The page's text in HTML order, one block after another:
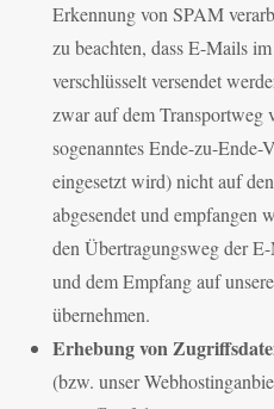
Erkennung von SPAM
zu beachten, dass E-Mails
verschlüsselt versendet
zwar auf dem Transportweg
sogenanntes Ende-zu-Ende-
eingesetzt wird) nicht auf
abgesendet und empfangen
den Übertragungsweg der
und dem Empfang auf
übernehmen.
Erhebung von
(bzw. unser